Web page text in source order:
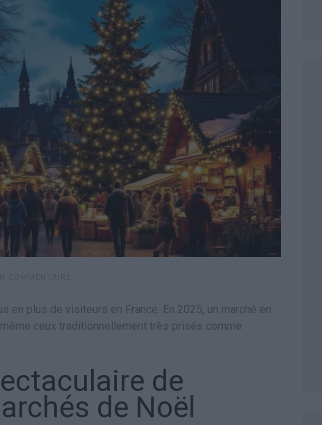
en plus de visiteurs en France. En 2025, un marché en
ceux traditionnellement très prisés comme
de
de Noël